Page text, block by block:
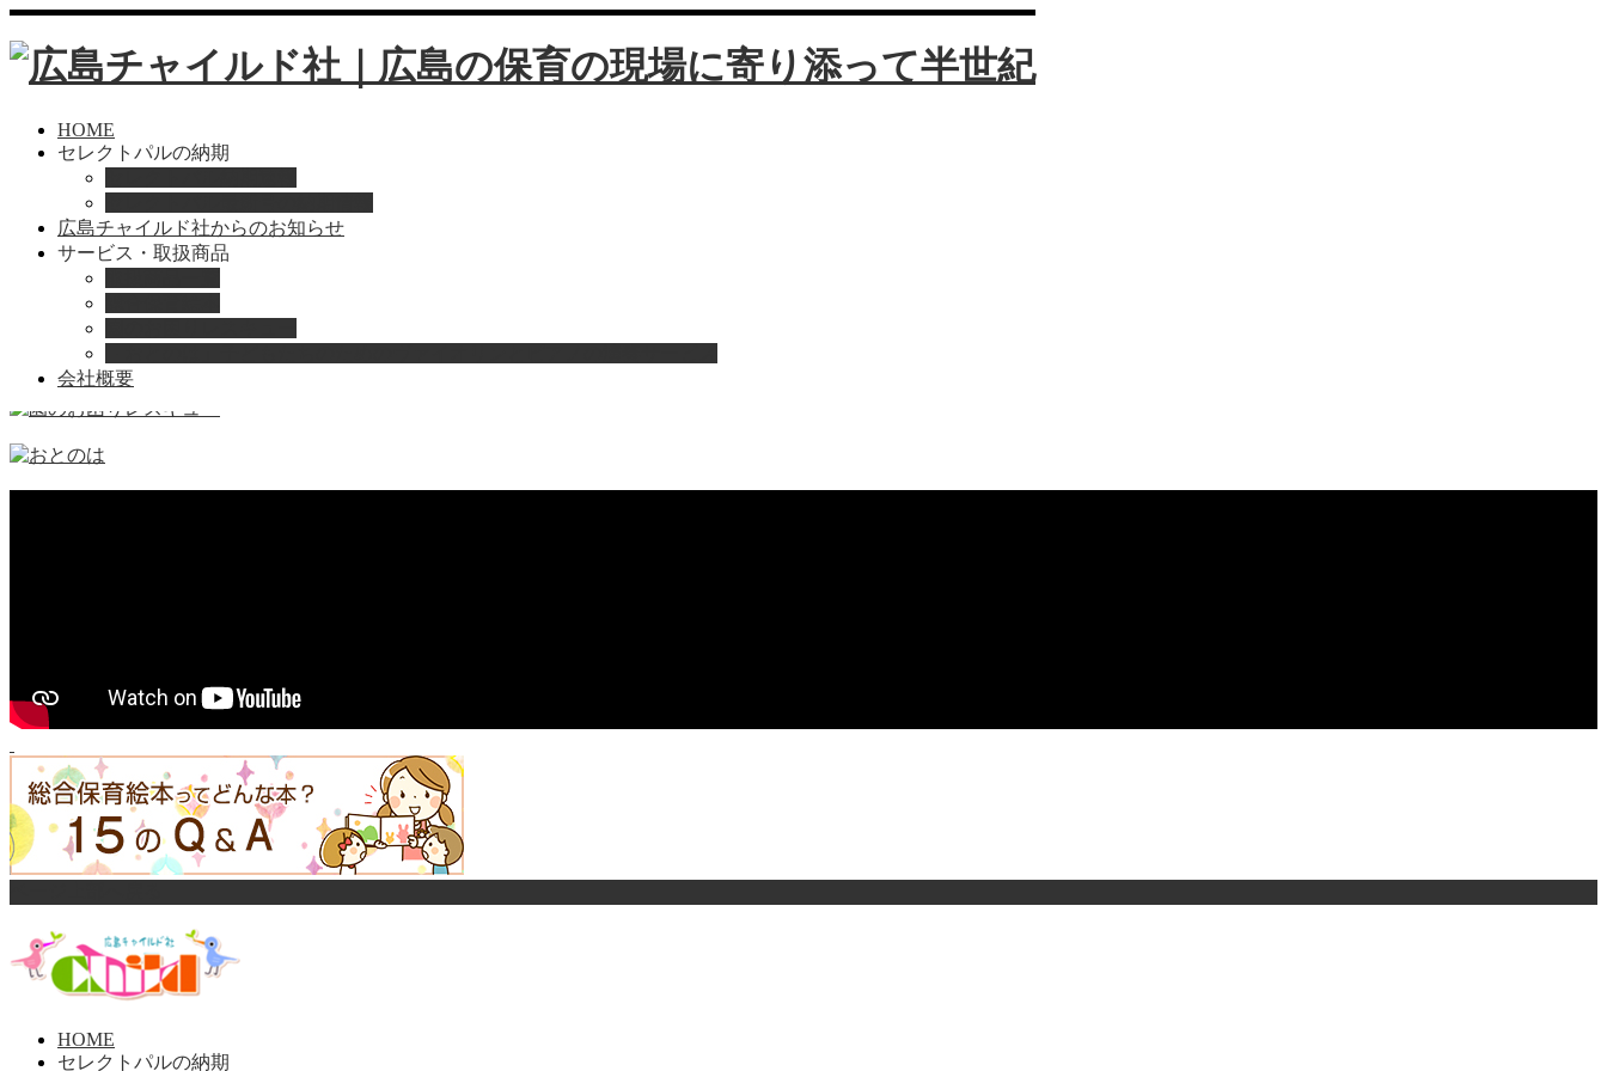
HOME
セレクトパルの納期
広島チャイルド社からのお知らせ
サービス・取扱商品
会社概要
Home
products4
HOME
セレクトパルの納期